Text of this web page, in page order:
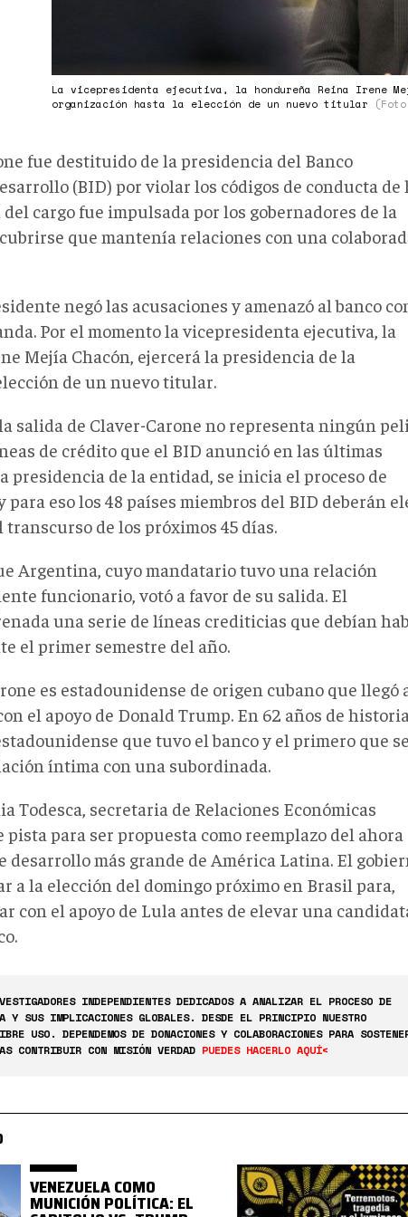
La vicepresidenta ejecutiva, la hondureña Reina Irene
organización hasta la elección de un nuevo titular
fue destituido de la presidencia del Banco
(BID) por violar los códigos de conducta de
cargo fue impulsada por los gobernadores de la
que mantenía relaciones con una
negó las acusaciones y amenazó al banco
Por el momento la vicepresidenta ejecutiva, la
Mejía Chacón, ejercerá la presidencia de la
de un nuevo titular.
salida de Claver-Carone no representa ningún
de crédito que el BID anunció en las últimas
presidencia de la entidad, se inicia el proceso de
para eso los 48 países miembros del BID deberán
de los próximos 45 días.
Argentina, cuyo mandatario tuvo una relación
funcionario, votó a favor de su salida. El
una serie de líneas crediticias que debían
el primer semestre del año.
es estadounidense de origen cubano que llegó
el apoyo de Donald Trump. En 62 años de
que tuvo el banco y el primero que se
íntima con una subordinada.
Todesca, secretaria de Relaciones Económicas
para ser propuesta como reemplazo del ahora
desarrollo más grande de América Latina. El
a la elección del domingo próximo en Brasil para,
con el apoyo de Lula antes de elevar una
INDEPENDIENTES DEDICADOS A ANALIZAR EL PROCESO DE
Y SUS IMPLICACIONES GLOBALES. DESDE EL PRINCIPIO NUESTRO
USO. DEPENDEMOS DE DONACIONES Y COLABORACIONES PARA
CONTRIBUIR CON MISIÓN VERDAD PUEDES HACERLO AQUÍ<
VENEZUELA COMO
MUNICIÓN POLÍTICA: EL